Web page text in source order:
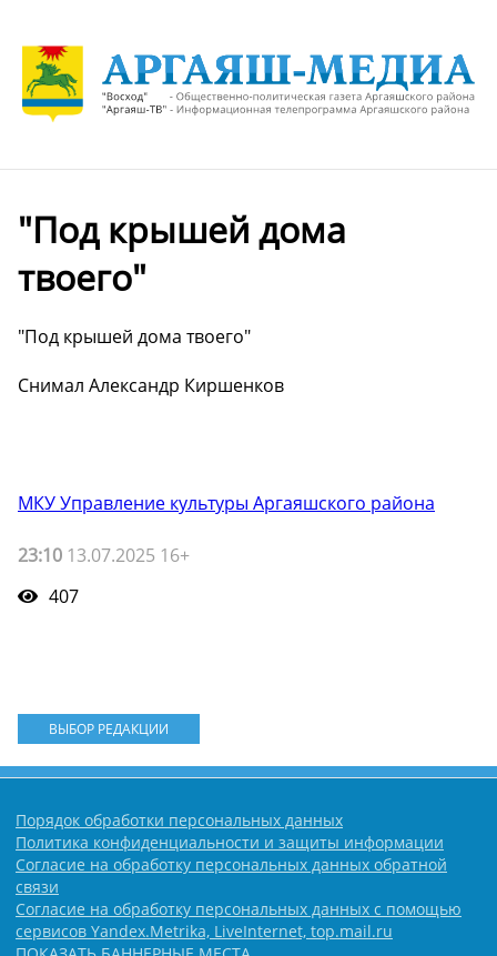
"Под крышей дома
твоего"
"Под крышей дома твоего"
Снимал Александр Киршенков
МКУ Управление культуры Аргаяшского района
23:10 13.07.2025 16+
407
ВЫБОР РЕДАКЦИИ
Порядок обработки персональных данных
Политика конфиденциальности и защиты информации
Согласие на обработку персональных данных обратной
связи
Согласие на обработку персональных данных с помощью
сервисов Yandex.Metrika, LiveInternet, top.mail.ru